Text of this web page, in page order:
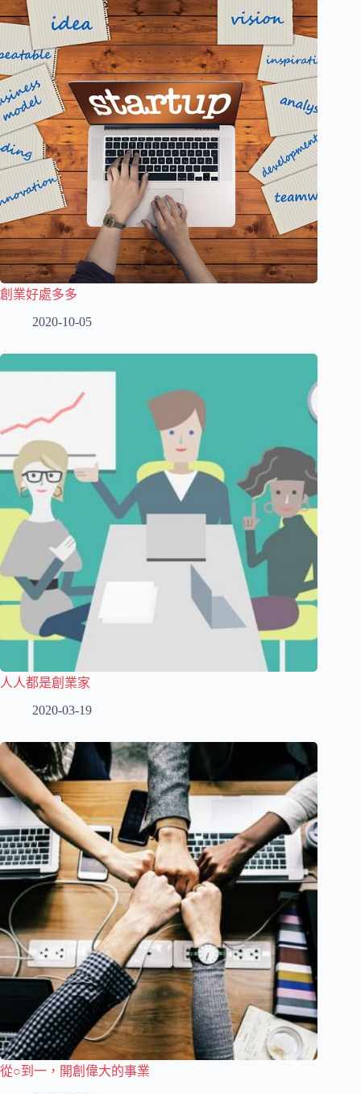
創業好處多多
2020-10-05
人人都是創業家
2020-03-19
從○到一，開創偉大的事業